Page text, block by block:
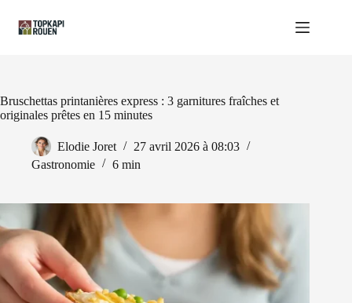
contenu
Bruschettas printanières express : 3 garnitures fraîches et
originales prêtes en 15 minutes
Elodie Joret
27 avril 2026 à 08:03
Gastronomie
6 min